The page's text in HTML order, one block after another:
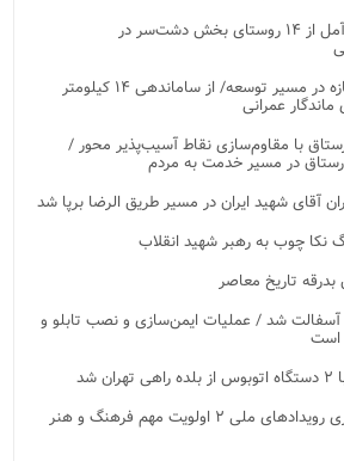
بازدید میدانی فرماندار آمل از ۱۴ روستای بخش دشت‌سر در
چالوس آماده جهشی تازه در مسیر توسعه/ از ساماندهی ۱۴ کیلومتر
عمرانی
با مقاوم‌سازی نقاط آسیب‌پذیر محور /
در مسیر خدمت به مردم
نکا چوب به رهبر شهید انقلاب
بدرقه تاریخ معاصر
آسفالت شد / عملیات ایمن‌سازی و نصب تابلو و
است
توسعه باغ هنر و برگزاری رویدادهای ملی ۲ اولویت مهم فرهنگ و هنر